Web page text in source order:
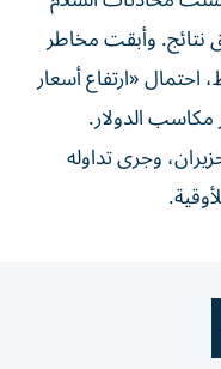
نتائج. وأبقت مخاطر
احتمال «ارتفاع ‌أسعار
‌مكاسب الدولار.
وجرى ⁠تداوله